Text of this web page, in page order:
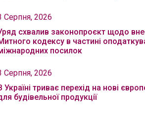
Серпня, 2026
схвалив законопроєкт щодо
кодексу в частині
посилок
Серпня, 2026
Україні триває перехід на нові
будівельної продукції